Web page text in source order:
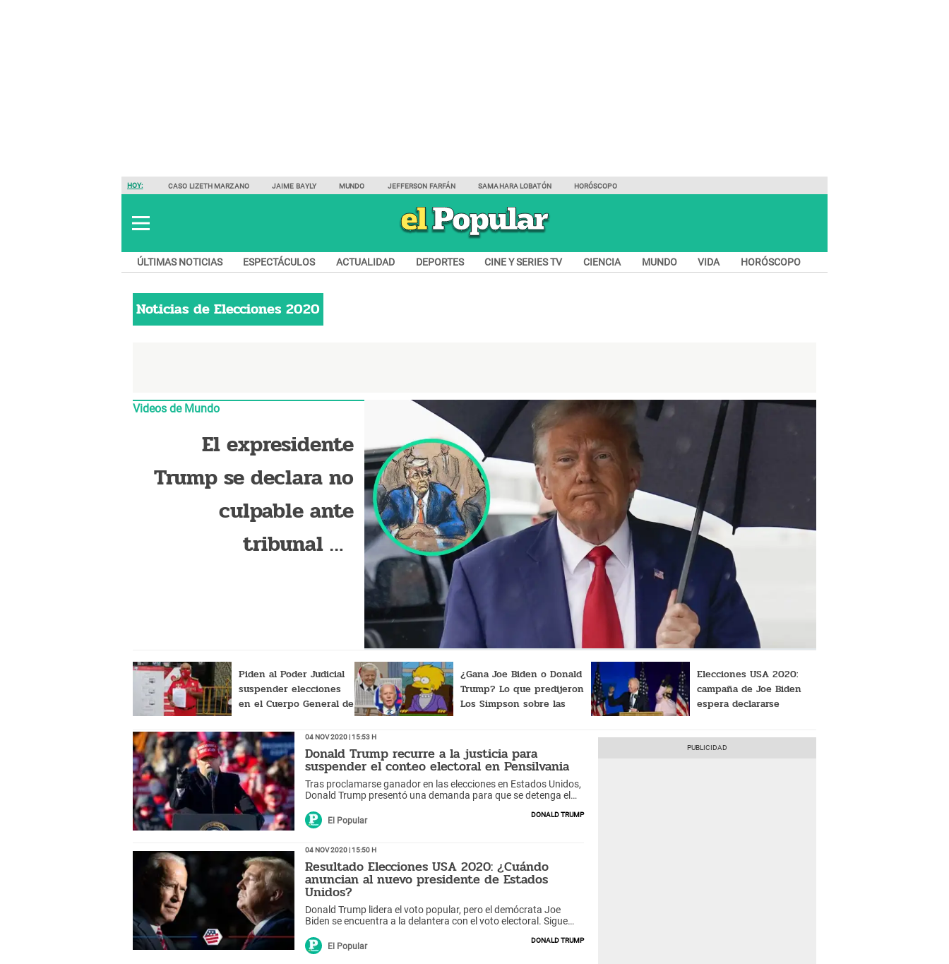
HOY: CASO LIZETH MARZANO JAIME BAYLY MUNDO JEFFERSON FARFÁN SAMAHARA LOBATÓN HORÓSCOPO
ÚLTIMAS NOTICIAS ESPECTÁCULOS ACTUALIDAD DEPORTES CINE Y SERIES TV CIENCIA MUNDO VIDA HORÓSCOPO
Noticias deElecciones 2020
Videos de Mundo
El expresidente
Trump se declara no
culpable ante
tribunal de
Piden al Poder Judicial
suspender elecciones
en el Cuerpo General de
¿Gana Joe Biden o Donald
Trump? Lo que predijeron
Los Simpson sobre las
Elecciones USA 2020:
campaña de Joe Biden
espera declararse
04 Nov 2020 | 15:53 h
Donald Trump recurre a la justicia para
suspender el conteo electoral en Pensilvania
Tras proclamarse ganador en las elecciones en Estados Unidos,
Donald Trump presentó una demanda para que se detenga el
El Popular
Donald Trump
04 Nov 2020 | 15:50 h
Resultado Elecciones USA 2020: ¿Cuándo
anuncian al nuevo presidente de Estados
Unidos?
Donald Trump lidera el voto popular, pero el demócrata Joe
Biden se encuentra a la delantera con el voto electoral. Sigue
El Popular
Donald Trump